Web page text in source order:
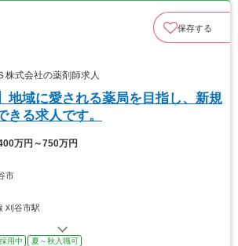
保存する
式会社の薬剤師求人
地域に愛される薬局を目指し、新規
きる求人です。
万円～750万円
市
刈谷市駅
用中 夏～秋入職可